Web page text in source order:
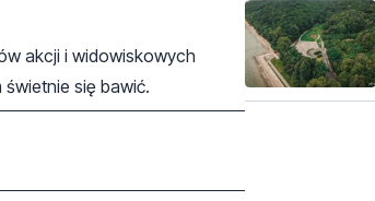
akcji i widowiskowych
się bawić.